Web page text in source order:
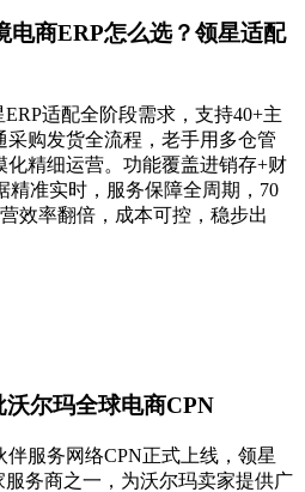
电商ERP怎么选？领星适配
适配全阶段需求，支持40+主
购发货全流程，老手用多仓管
精细运营。功能覆盖进销存+财
精准实时，服务保障全周期，70
效率翻倍，成本可控，稳步出
尔玛全球电商CPN
服务网络CPN正式上线，领星
务商之一，为沃尔玛卖家提供广